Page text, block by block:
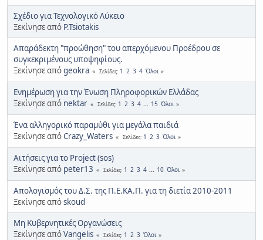
Σχέδιο για Τεχνολογικό Λύκειο
Ξεκίνησε από P.Tsiotakis
Απαράδεκτη "προώθηση" του απερχόμενου Προέδρου σε
συγκεκριμένους υποψηφίους.
Ξεκίνησε απόgeokra Σελίδες 1 2 3 4 Όλοι
Ενημέρωση για την Ένωση Πληροφορικών Ελλάδας
Ξεκίνησε από nektar Σελίδες 1 2 3 4 ... 15 Όλοι
Ένα αλληγορικό παραμύθι για μεγάλα παιδιά
Ξεκίνησε απόCrazy_Waters Σελίδες 1 2 3 Όλοι
Αιτήσεις για το Project (sos)
Ξεκίνησε από peter13 Σελίδες 1 2 3 4 ... 10 Όλοι
Απολογισμός του Δ.Σ. της Π.Ε.ΚΑ.Π. για τη διετία 2010-2011
Ξεκίνησε απόskoud
Μη Κυβερνητικές Οργανώσεις
Ξεκίνησε απόVangelis Σελίδες 1 2 3 Όλοι